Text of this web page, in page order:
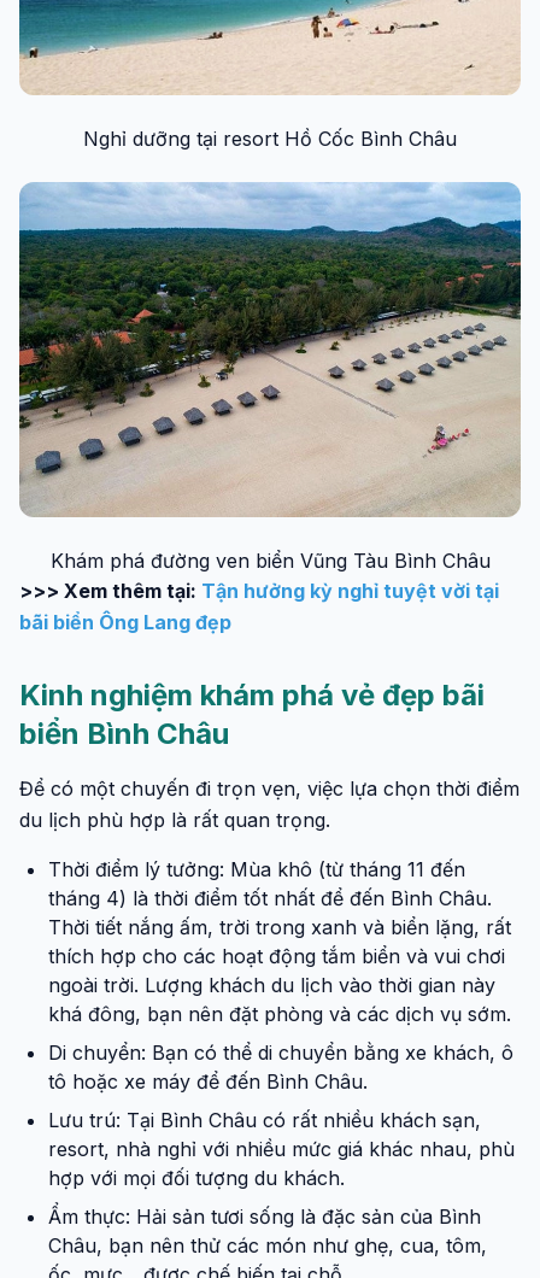
Nghỉ dưỡng tại resort Hồ Cốc Bình Châu
Khám phá đường ven biển Vũng Tàu Bình Châu
>>> Xem thêm tại: Tận hưởng kỳ nghỉ tuyệt vời tại
bãi biển Ông Lang đẹp
Kinh nghiệm khám phá vẻ đẹp bãi
biển Bình Châu
Để có một chuyến đi trọn vẹn, việc lựa chọn thời điểm
du lịch phù hợp là rất quan trọng.
Thời điểm lý tưởng: Mùa khô (từ tháng 11 đến
tháng 4) là thời điểm tốt nhất để đến Bình Châu.
Thời tiết nắng ấm, trời trong xanh và biển lặng, rất
thích hợp cho các hoạt động tắm biển và vui chơi
ngoài trời. Lượng khách du lịch vào thời gian này
khá đông, bạn nên đặt phòng và các dịch vụ sớm.
Di chuyển: Bạn có thể di chuyển bằng xe khách, ô
tô hoặc xe máy để đến Bình Châu.
Lưu trú: Tại Bình Châu có rất nhiều khách sạn,
resort, nhà nghỉ với nhiều mức giá khác nhau, phù
hợp với mọi đối tượng du khách.
Ẩm thực: Hải sản tươi sống là đặc sản của Bình
Châu, bạn nên thử các món như ghẹ, cua, tôm,